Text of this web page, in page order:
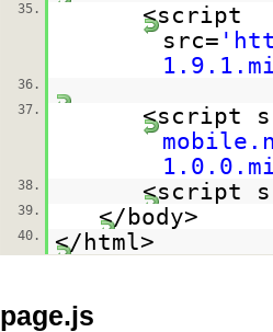
35.
<script
src= '
36.
37.
<script
38. <script
39. </body>
40. </html>
page.js